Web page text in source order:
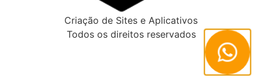
Criação de Sites e Aplicativos
Todos os direitos reservados